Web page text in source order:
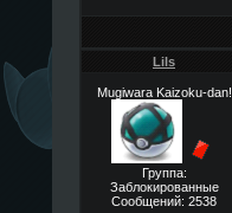
Lils
Mugiwara Kaizoku-dan!
Группа:
Заблокированные
Сообщений: 2538